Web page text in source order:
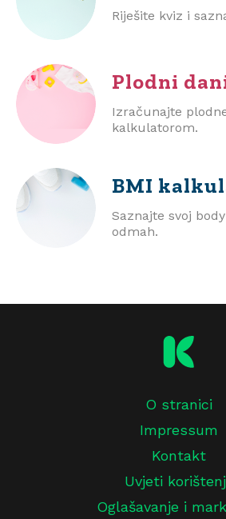
Riješite kviz i
Plodni
Izračunajte
kalkulatorom.
BMI
Saznajte svoj
odmah.
O stranici
Impressum
Kontakt
Uvjeti
Oglašavanje i